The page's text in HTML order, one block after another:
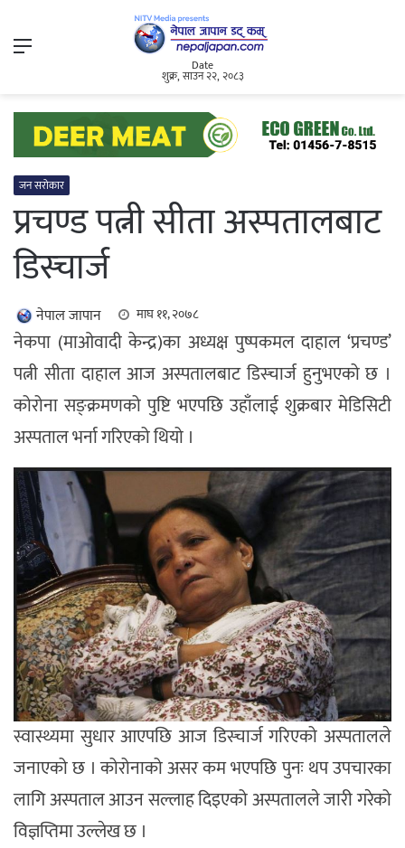
Menu
Date
शुक्र, साउन २२, २०८३
जन सरोकार
प्रचण्ड पत्नी सीता अस्पतालबाट
डिस्चार्ज
नेपाल जापान माघ ११, २०७८
नेकपा (माओवादी केन्द्र)का अध्यक्ष पुष्पकमल दाहाल ‘प्रचण्ड’
पत्नी सीता दाहाल आज अस्पतालबाट डिस्चार्ज हुनुभएको छ ।
कोरोना सङ्क्रमणको पुष्टि भएपछि उहाँलाई शुक्रबार मेडिसिटी
अस्पताल भर्ना गरिएको थियो ।
स्वास्थ्यमा सुधार आएपछि आज डिस्चार्ज गरिएको अस्पतालले
जनाएको छ । कोरोनाको असर कम भएपछि पुनः थप उपचारका
लागि अस्पताल आउन सल्लाह दिइएको अस्पतालले जारी गरेको
विज्ञप्तिमा उल्लेख छ ।